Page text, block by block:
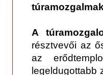
A
résztvevői az
az
legeldugottabb